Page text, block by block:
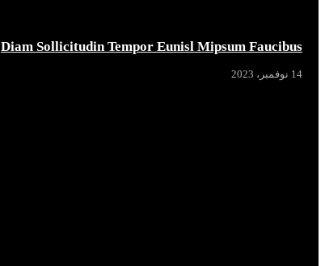
Diam Sollicitudin Tempor Eunisl Mipsum Faucibus
14 نوفمبر، 2023